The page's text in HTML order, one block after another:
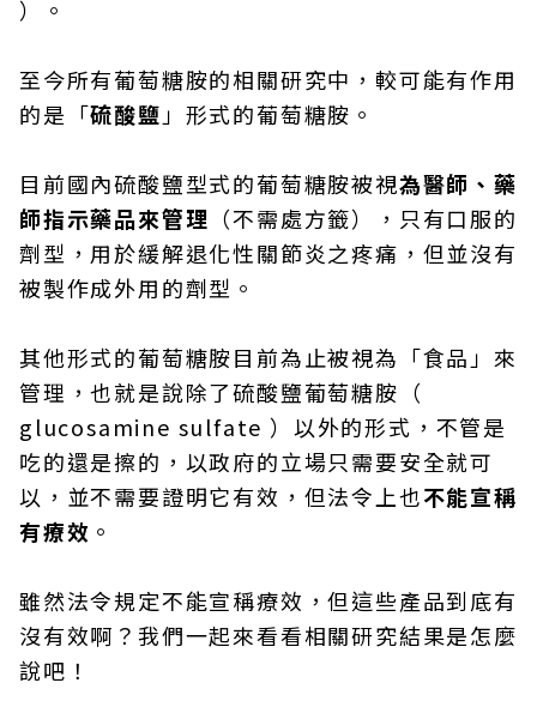
）。
至今所有葡萄糖胺的相關研究中，較可能有作用
的是「硫酸鹽 」形式的葡萄糖胺。
目前國內硫酸鹽型式的葡萄糖胺被視為醫師、藥
師指示藥品來管理 （不需處方籤），只有口服的
劑型，用於緩解退化性關節炎之疼痛，但並沒有
被製作成外用的劑型。
其他形式的葡萄糖胺目前為止被視為「食品」來
管理，也就是說除了硫酸鹽葡萄糖胺（
glucosamine sulfate ）以外的形式，不管是
吃的還是擦的，以政府的立場只需要安全就可
以，並不需要證明它有效，但法令上也不能宣稱
有療效 。
雖然法令規定不能宣稱療效，但這些產品到底有
沒有效啊？我們一起來看看相關研究結果是怎麼
說吧！